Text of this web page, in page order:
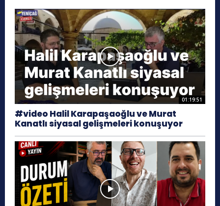
01:19:51
#video Halil Karapaşaoğlu ve Murat
Kanatlı siyasal gelişmeleri konuşuyor